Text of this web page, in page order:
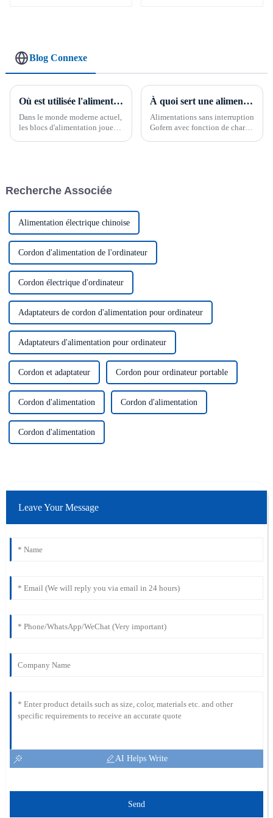
Blog Connexe
Où est utilisée l'alimentation électrique ?
Dans le monde moderne actuel,
les blocs d'alimentation jouent
médicaux, en passant par les
À quoi sert une alimentation sans interruption ?
Alimentations sans interruption
Gofern avec fonction de charge
Recherche Associée
Alimentation électrique chinoise
Cordon d'alimentation de l'ordinateur
Cordon électrique d'ordinateur
Adaptateurs de cordon d'alimentation pour ordinateur
Adaptateurs d'alimentation pour ordinateur
Cordon et adaptateur Cordon pour ordinateur portable
Cordon d'alimentation Cordon d'alimentation
Cordon d'alimentation
Leave Your Message
AI Helps Write
Send